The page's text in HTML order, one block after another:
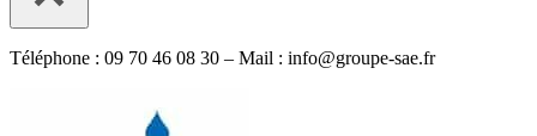
Téléphone : 09 70 46 08 30 – Mail : info@groupe-sae.fr